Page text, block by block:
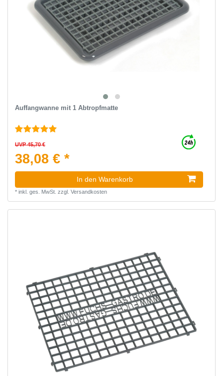
Auffangwanne mit 1 Abtropfmatte
UVP 45,70 €
38,08 € *
In den Warenkorb
* inkl. ges. MwSt. zzgl. Versandkosten